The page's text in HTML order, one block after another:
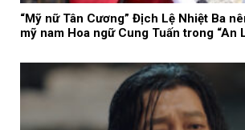
“Mỹ nữ Tân Cương” Địch Lệ Nhiệt Ba
mỹ nam Hoa ngữ Cung Tuấn trong “An